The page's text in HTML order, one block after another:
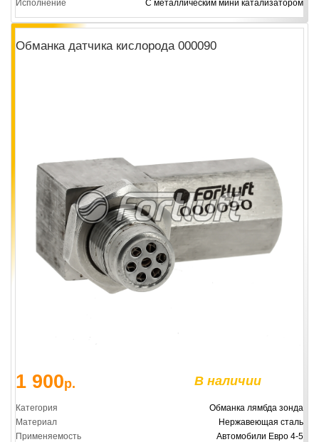
Исполнение
С металлическим мини катализатором
Обманка датчика кислорода 000090
1 900р. В наличии
Категория
Обманка лямбда зонда
Материал
Нержавеющая сталь
Применяемость
Автомобили Евро 4-5